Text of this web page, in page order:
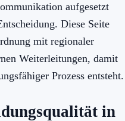
aufgesetzt
Diese Seite
mit regionaler
Weiterleitungen, damit
Prozess entsteht.
in